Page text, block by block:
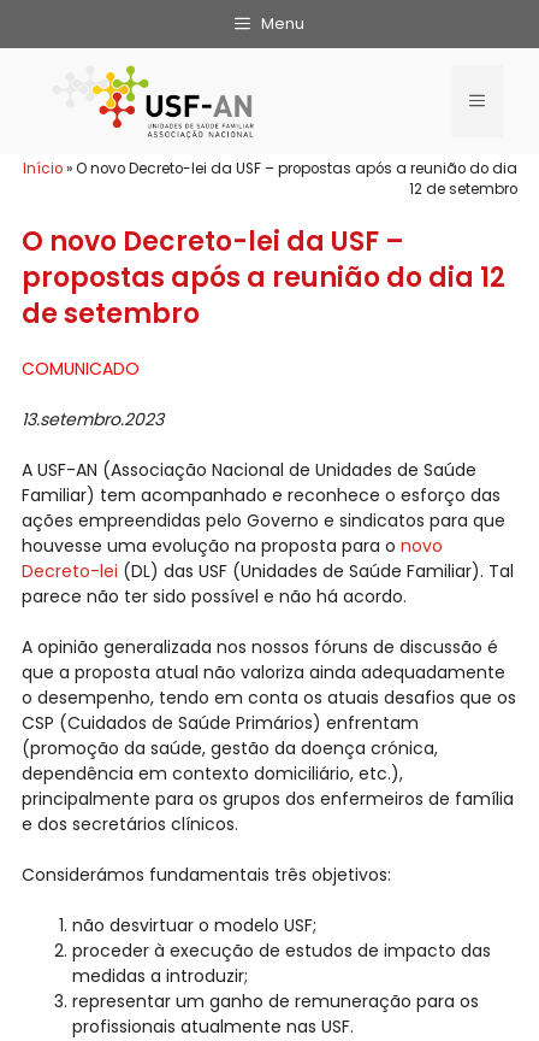
Menu
Início»O novo Decreto-lei da USF – propostas após a reunião do dia
12 de setembro
O novo Decreto-lei da USF –
propostas após a reunião do dia 12
de setembro
COMUNICADO
13.setembro.2023
A USF-AN (Associação Nacional de Unidades de Saúde
Familiar) tem acompanhado e reconhece o esforço das
ações empreendidas pelo Governo e sindicatos para que
houvesse uma evolução na proposta para o novo
Decreto-lei (DL) das USF (Unidades de Saúde Familiar). Tal
parece não ter sido possível e não há acordo.
A opinião generalizada nos nossos fóruns de discussão é
que a proposta atual não valoriza ainda adequadamente
o desempenho, tendo em conta os atuais desafios que os
CSP (Cuidados de Saúde Primários) enfrentam
(promoção da saúde, gestão da doença crónica,
dependência em contexto domiciliário, etc.),
principalmente para os grupos dos enfermeiros de família
e dos secretários clínicos.
Considerámos fundamentais três objetivos:
não desvirtuar o modelo USF;
proceder à execução de estudos de impacto das
medidas a introduzir;
representar um ganho de remuneração para os
profissionais atualmente nas USF.